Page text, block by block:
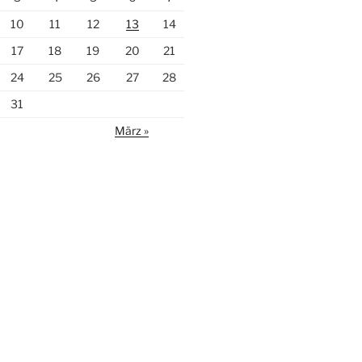
10 11 12 13
14
17 18 19 20
21
24 25 26 27
28
31
März »